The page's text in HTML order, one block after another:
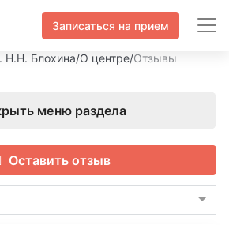
Записаться на прием
Н.Н. Блохина/О центре/Отзывы
меню раздела
Оставить отзыв